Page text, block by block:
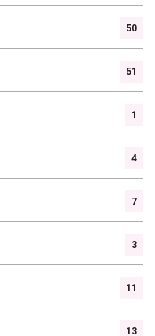
50
51
1
4
7
3
11
13